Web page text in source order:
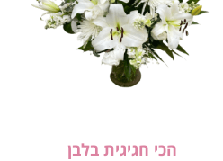
הכי חגיגית בלבן